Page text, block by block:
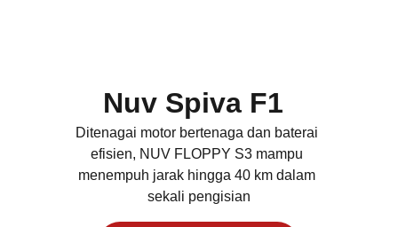
Nuv Spiva F1
Ditenagai motor bertenaga dan baterai
efisien, NUV FLOPPY S3 mampu
menempuh jarak hingga 40 km dalam
sekali pengisian